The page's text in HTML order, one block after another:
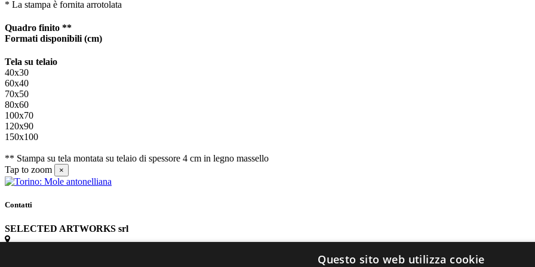
* La stampa è fornita arrotolata
Quadro finito **
Formati disponibili (cm)
Tela su telaio
40x30
60x40
70x50
80x60
100x70
120x90
150x100
** Stampa su tela montata su telaio di spessore 4 cm in legno massello
Tap to zoom
×
Contatti
SELECTED ARTWORKS srl
Questo sito web utilizza cookie